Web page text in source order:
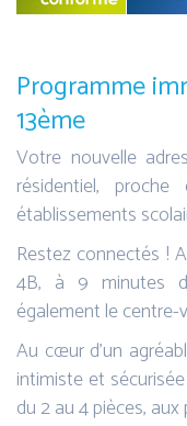
Programme
13ème
Votre nouvelle
résidentiel,
établissements
Restez connectés !
4B, à 9 minutes
également le centre-
Au cœur d’un
intimiste et
du 2 au 4 pièces,